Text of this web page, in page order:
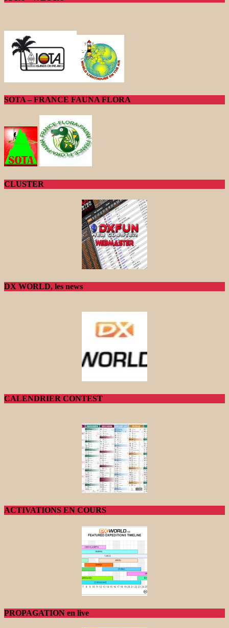
SOTA – FRANCE FAUNA FLORA
CLUSTER
DX WORLD, les news
CALENDRIER CONTEST
ACTIVATIONS EN COURS
PROPAGATION en live